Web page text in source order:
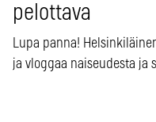
pelottava
Lupa panna!
ja vloggaa naiseudesta ja